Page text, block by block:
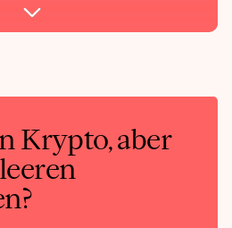
Krypto, aber